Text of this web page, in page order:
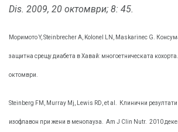
Dis. 2009, 20 октомври; 8: 45.
Моримото Y, Steinbrecher A, Kolonel LN, Maskarinec G.
защитна срещу диабета в Хавай: многоетническата кохорта.
октомври.
Steinberg FM, Murray Mj, Lewis RD, et al. Клинични
изофлавон при жени в менопауза. Am J Clin Nutr. 2010